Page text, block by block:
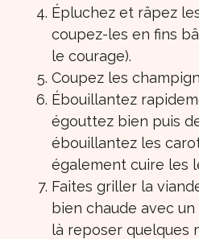
Épluchez et râpez
coupez-les en fins
le courage).
Coupez les
Ébouillantez
égouttez bien puis
ébouillantez les
également cuire les
Faites griller la
bien chaude avec un
là reposer quelques